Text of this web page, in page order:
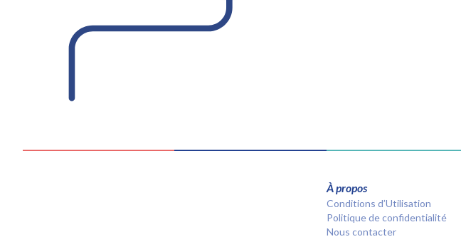
À propos
Conditions d’Utilisation
Politique de confidentialité
Nous contacter